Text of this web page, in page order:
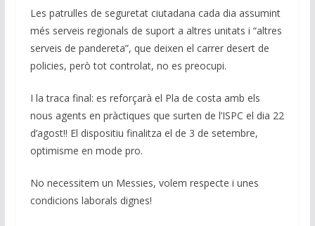
Les patrulles de seguretat ciutadana cada dia assumint
més serveis regionals de suport a altres unitats i “altres
serveis de pandereta”, que deixen el carrer desert de
policies, però tot controlat, no es preocupi.
I la traca final: es reforçarà el Pla de costa amb els
nous agents en pràctiques que surten de l’ISPC el dia 22
d’agost!! El dispositiu finalitza el de 3 de setembre,
optimisme en mode pro.
No necessitem un Messies, volem respecte i unes
condicions laborals dignes!